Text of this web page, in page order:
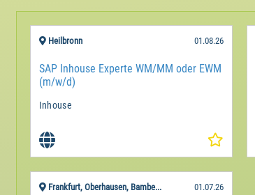
Heilbronn 01.08.26
SAP Inhouse Experte WM/MM oder EWM
(m/w/d)
Inhouse
Frankfurt, Oberhausen, Bambe... 01.07.26